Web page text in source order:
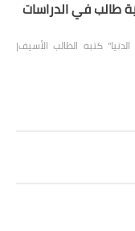
طالب في الدراسات
كتبه الطالب الأسيف|